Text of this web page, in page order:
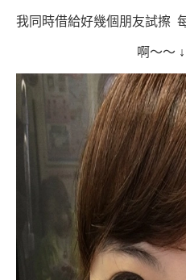
我同時借給好幾個朋友試擦
啊～～ ↓